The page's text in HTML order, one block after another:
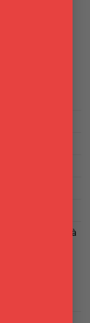
della pubblicità